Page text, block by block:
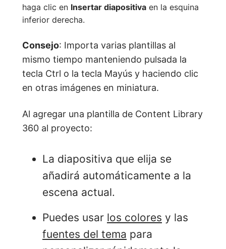
haga clic en Insertar diapositiva en la esquina
inferior derecha.
Consejo: Importa varias plantillas al
mismo tiempo manteniendo pulsada la
tecla Ctrl o la tecla Mayús y haciendo clic
en otras imágenes en miniatura.
Al agregar una plantilla de Content Library
360 al proyecto:
La diapositiva que elija se
añadirá automáticamente a la
escena actual.
Puedes usar los colores y las
fuentes del tema para